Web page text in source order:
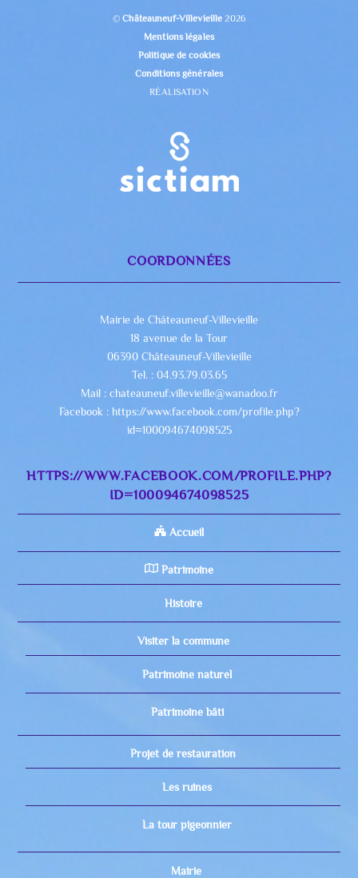
©Châteauneuf-Villevieille 2026
Mentions légales
Politique de cookies
Conditions générales
RÉALISATION
COORDONNÉES
Mairie de Châteauneuf-Villevieille
18 avenue de la Tour
06390 Châteauneuf-Villevieille
Tel. : 04.93.79.03.65
Mail : chateauneuf.villevieille@wanadoo.fr
Facebook : https://www.facebook.com/profile.php?
id=100094674098525
HTTPS://WWW.FACEBOOK.COM/PROFILE.PHP?
ID=100094674098525
Accueil
Patrimoine
Histoire
Visiter la commune
Patrimoine naturel
Patrimoine bâti
Projet de restauration
Les ruines
La tour pigeonnier
Mairie